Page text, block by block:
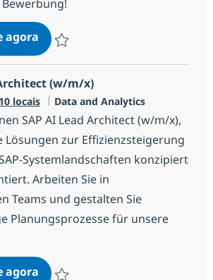
agoraSAP AI Consultant (w/m/x)
(w/m/x)
locais Categoria
Data and Analytics
SAP AI Lead Architect (w/m/x),
Lösungen zur Effizienzsteigerung
Systemlandschaften konzipiert
Arbeiten Sie in
Teams und gestalten Sie
Planungsprozesse für unsere
agoraSAP AI Lead Architect (w/m/x)